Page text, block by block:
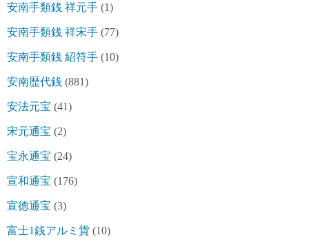
安南手類銭 祥元手 (1)
安南手類銭 祥宋手 (77)
安南手類銭 紹符手 (10)
安南歴代銭 (881)
安法元宝 (41)
宋元通宝 (2)
宝永通宝 (24)
宣和通宝 (176)
宣徳通宝 (3)
富士1銭アルミ貨 (10)